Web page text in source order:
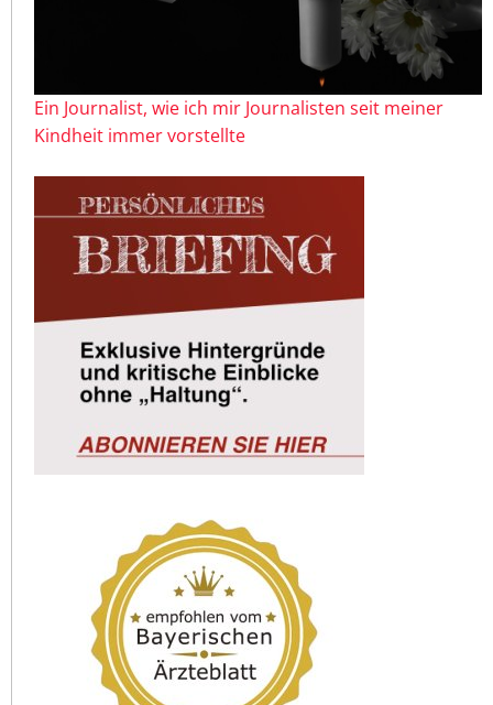
Ein Journalist, wie ich mir Journalisten seit meiner
Kindheit immer vorstellte